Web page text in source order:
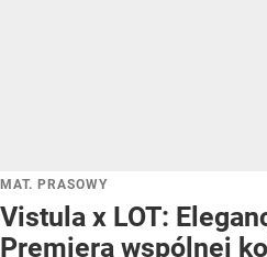
MAT. PRASOWY
Vistula x LOT:
Premiera wspólnej